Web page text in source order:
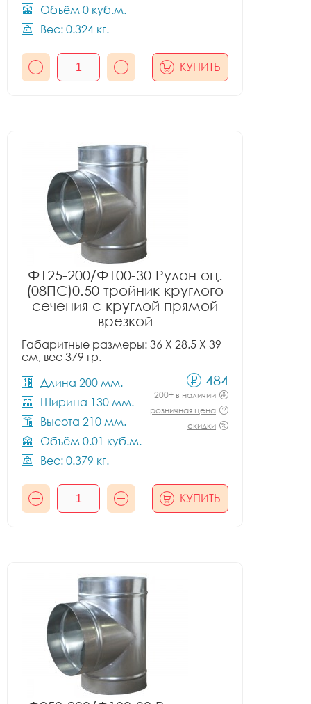
Объём 0 куб.м.
Вес: 0.324 кг.
КУПИТЬ
Ф125-200/Ф100-30 Рулон оц.
(08ПС)0.50 тройник круглого
сечения с круглой прямой
врезкой
Габаритные размеры: 36 X 28.5 X 39
см, вес 379 гр.
Длина 200 мм.
Ширина 130 мм.
Высота 210 мм.
Объём 0.01 куб.м.
Вес: 0.379 кг.
484
200+ в наличии
розничная цена
скидки
КУПИТЬ